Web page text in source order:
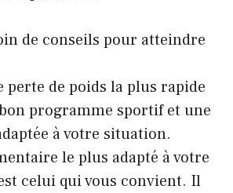
de conseils pour atteindre
perte de poids la plus rapide
programme sportif et une
à votre situation.
le plus adapté à votre
celui qui vous convient. Il